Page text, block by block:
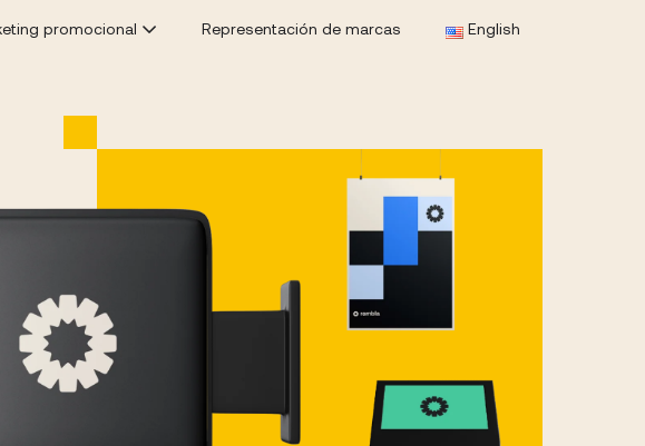
promocional Representación de marcas English